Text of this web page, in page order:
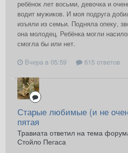
ребёнок лет восьми, девочка и
водит мужиков. И моя подруга
изъяли из семьи. Подняла опеку,
она молодец. Ребёнка могли
смогла бы или нет.
Вчера в 05:59
615 ответов
Старые любимые (и не
пятая
Травиата ответил на тема
Стойло Пегаса